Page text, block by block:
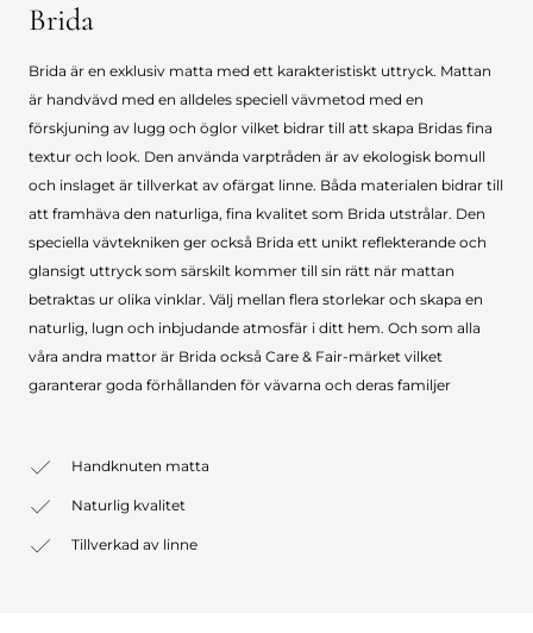
Brida
Brida är en exklusiv matta med ett karakteristiskt uttryck. Mattan
är handvävd med en alldeles speciell vävmetod med en
förskjuning av lugg och öglor vilket bidrar till att skapa Bridas fina
textur och look. Den använda varptråden är av ekologisk bomull
och inslaget är tillverkat av ofärgat linne. Båda materialen bidrar till
att framhäva den naturliga, fina kvalitet som Brida utstrålar. Den
speciella vävtekniken ger också Brida ett unikt reflekterande och
glansigt uttryck som särskilt kommer till sin rätt när mattan
betraktas ur olika vinklar. Välj mellan flera storlekar och skapa en
naturlig, lugn och inbjudande atmosfär i ditt hem. Och som alla
våra andra mattor är Brida också Care & Fair-märket vilket
garanterar goda förhållanden för vävarna och deras familjer
Handknuten matta
Naturlig kvalitet
Tillverkad av linne